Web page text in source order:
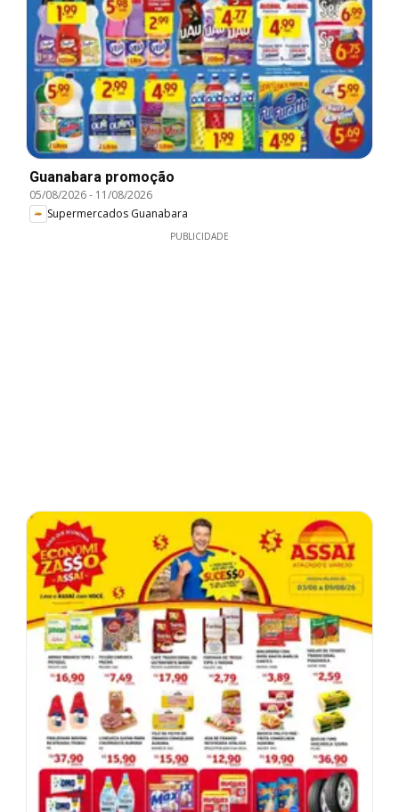
Guanabara promoção
05/08/2026- 11/08/2026
Supermercados Guanabara
PUBLICIDADE